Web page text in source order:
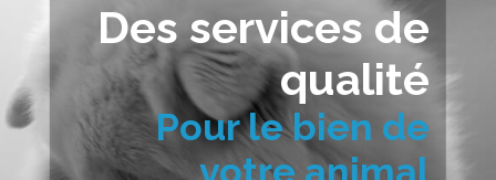
RENDEZ-VOUS
Des services de
qualité
Pour le bien de
votre animal